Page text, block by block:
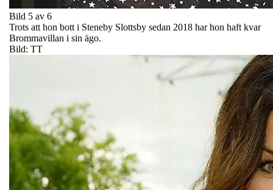
Bild 5 av 6
Trots att hon bott i Steneby Slottsby sedan 2018 har hon haft kvar
Brommavillan i sin ägo.
Bild: TT